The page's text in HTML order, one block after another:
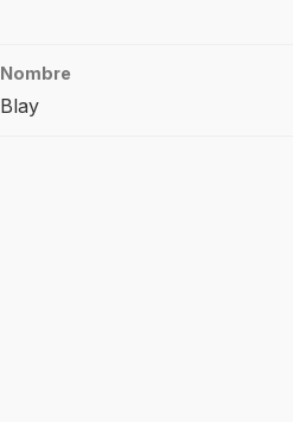
Nombre
Blay